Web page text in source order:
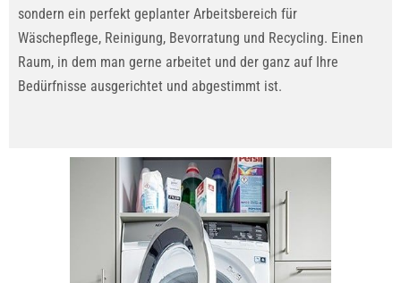
sondern ein perfekt geplanter Arbeitsbereich für
Wäschepflege, Reinigung, Bevorratung und Recycling. Einen
Raum, in dem man gerne arbeitet und der ganz auf Ihre
Bedürfnisse ausgerichtet und abgestimmt ist.